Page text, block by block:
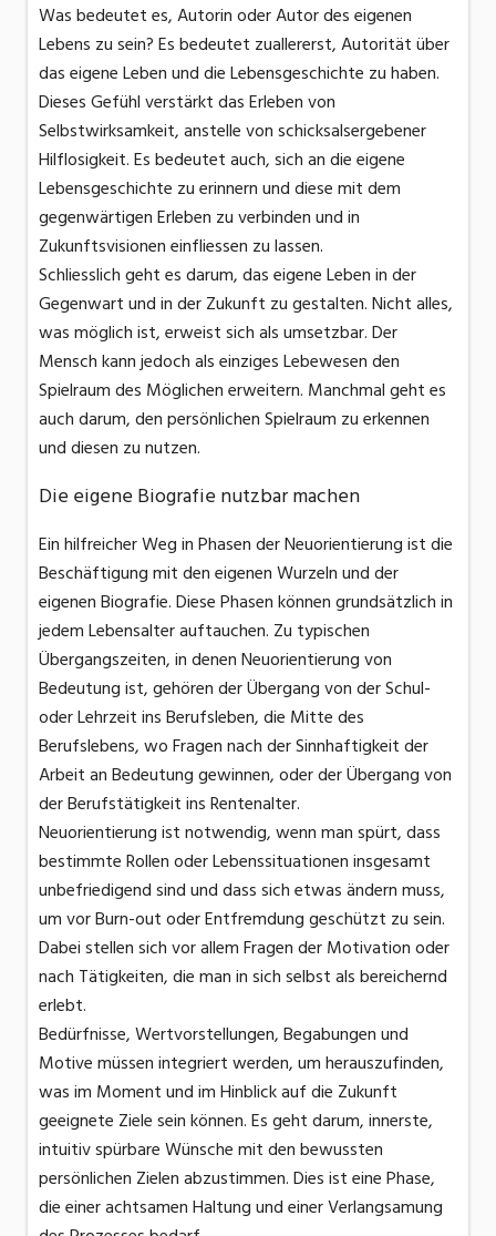
Was bedeutet es, Autorin oder Autor des eigenen
Lebens zu sein? Es bedeutet zuallererst, Autorität über
das eigene Leben und die Lebensgeschichte zu haben.
Dieses Gefühl verstärkt das Erleben von
Selbstwirksamkeit, anstelle von schicksalsergebener
Hilflosigkeit. Es bedeutet auch, sich an die eigene
Lebensgeschichte zu erinnern und diese mit dem
gegenwärtigen Erleben zu verbinden und in
Zukunftsvisionen einfliessen zu lassen.
Schliesslich geht es darum, das eigene Leben in der
Gegenwart und in der Zukunft zu gestalten. Nicht alles,
was möglich ist, erweist sich als umsetzbar. Der
Mensch kann jedoch als einziges Lebewesen den
Spielraum des Möglichen erweitern. Manchmal geht es
auch darum, den persönlichen Spielraum zu erkennen
und diesen zu nutzen.
Die eigene Biografie nutzbar machen
Ein hilfreicher Weg in Phasen der Neuorientierung ist die
Beschäftigung mit den eigenen Wurzeln und der
eigenen Biografie. Diese Phasen können grundsätzlich in
jedem Lebensalter auftauchen. Zu typischen
Übergangszeiten, in denen Neuorientierung von
Bedeutung ist, gehören der Übergang von der Schul-
oder Lehrzeit ins Berufsleben, die Mitte des
Berufslebens, wo Fragen nach der Sinnhaftigkeit der
Arbeit an Bedeutung gewinnen, oder der Übergang von
der Berufstätigkeit ins Rentenalter.
Neuorientierung ist notwendig, wenn man spürt, dass
bestimmte Rollen oder Lebenssituationen insgesamt
unbefriedigend sind und dass sich etwas ändern muss,
um vor Burn-out oder Entfremdung geschützt zu sein.
Dabei stellen sich vor allem Fragen der Motivation oder
nach Tätigkeiten, die man in sich selbst als bereichernd
erlebt.
Bedürfnisse, Wertvorstellungen, Begabungen und
Motive müssen integriert werden, um herauszufinden,
was im Moment und im Hinblick auf die Zukunft
geeignete Ziele sein können. Es geht darum, innerste,
intuitiv spürbare Wünsche mit den bewussten
persönlichen Zielen abzustimmen. Dies ist eine Phase,
die einer achtsamen Haltung und einer Verlangsamung